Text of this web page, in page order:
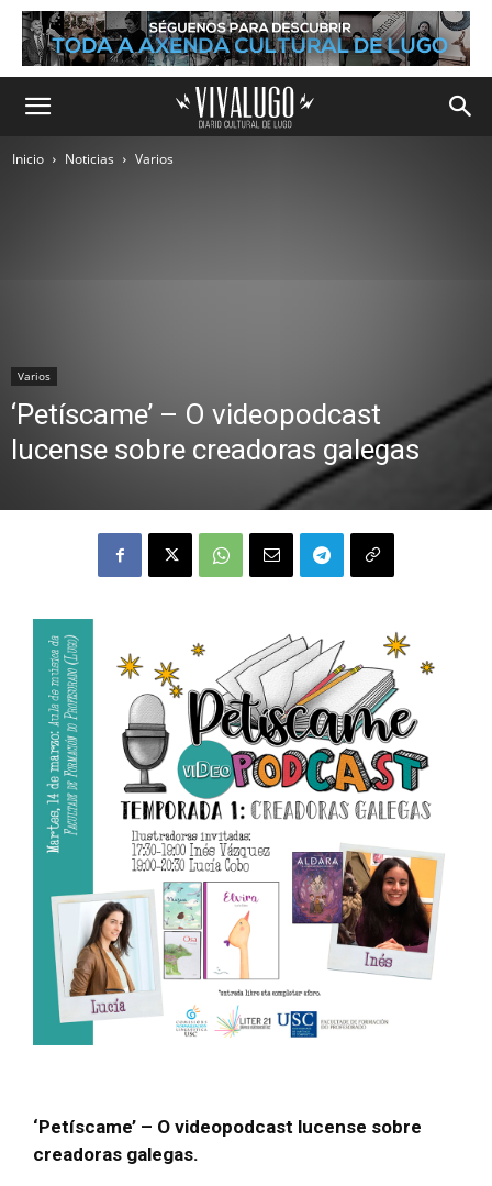
Inicio Noticias Varios
Varios
‘Petíscame’ – O videopodcast
lucense sobre creadoras galegas
‘Petíscame’ – O videopodcast lucense sobre
creadoras galegas.